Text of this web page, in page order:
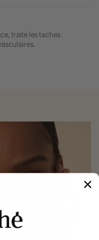
traite les taches